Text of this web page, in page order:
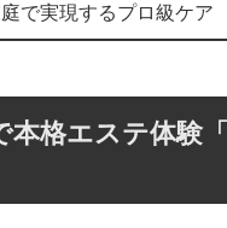
で実現するプロ級ケア
本格エステ体験